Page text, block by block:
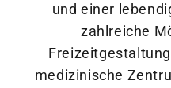
und einer
zahlreiche
medizinische